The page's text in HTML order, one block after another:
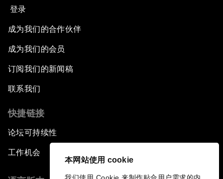
本网站使用 cookie
登录
成为我们的合作伙伴
成为我们的会员
订阅我们的新闻稿
联系我们
快捷链接
论坛可持续性
工作机会